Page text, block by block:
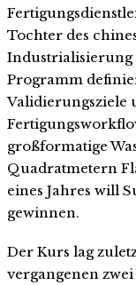
Tochter des
Industrialisierung
Programm
Validierungsziele
großformatige
Quadratmetern
eines Jahres will
gewinnen.
Der Kurs lag
vergangenen